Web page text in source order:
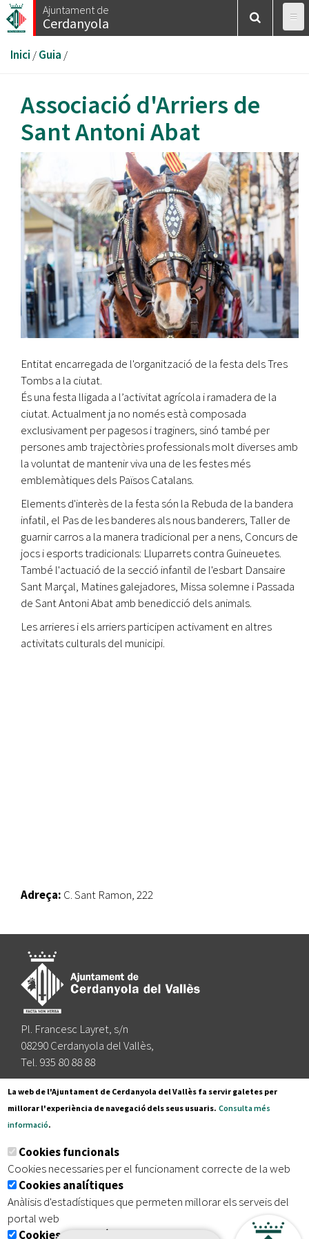
Vés
al
Ajuntament de
Cerdanyola
Esteu
aquí
Inici /Guia /
Associació d'Arriers de
Sant Antoni Abat
Entitat encarregada de l'organització de la festa dels Tres
Tombs a la ciutat.
És una festa lligada a l’activitat agrícola i ramadera de la
ciutat. Actualment ja no només està composada
exclusivament per pagesos i traginers, sinó també per
persones amb trajectòries professionals molt diverses amb
la voluntat de mantenir viva una de les festes més
emblemàtiques dels Països Catalans.
Elements d'interès de la festa són la Rebuda de la bandera
infatil, el Pas de les banderes als nous banderers, Taller de
guarnir carros a la manera tradicional per a nens, Concurs de
jocs i esports tradicionals: Lluparrets contra Guineuetes.
També l'actuació de la secció infantil de l'esbart Dansaire
Sant Marçal, Matines galejadores, Missa solemne i Passada
de Sant Antoni Abat amb benedicció dels animals.
Les arrieres i els arriers participen activament en altres
activitats culturals del municipi.
Adreça: C. Sant Ramon, 222
Pl. Francesc Layret, s/n
08290 Cerdanyola del Vallès,
Tel. 935 80 88 88
Segueix-nos a:
Subscriu-te al nostre butlletí
Inici | Avís legal | Protecció de dades
| Accessibilitat
La web de l'Ajuntament de Cerdanyola del Vallès fa servir galetes per
millorar l'experiència de navegació dels seus usuaris. Consulta més
informació.
Cookies funcionals
Cookies necessaries per el funcionament correcte de la web
Cookies analítiques
Anàlisis d'estadístiques que permeten millorar els serveis del
portal web
Cookies publicitàries